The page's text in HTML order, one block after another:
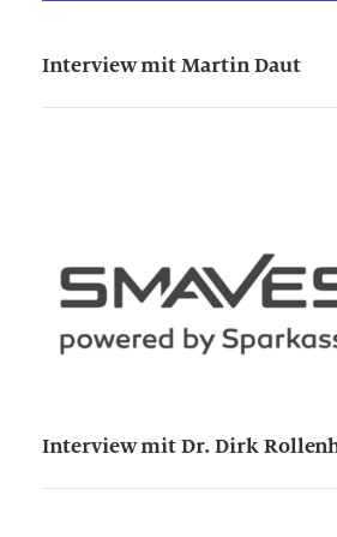
Interview mit Martin Daut
Interview mit Dr. Dirk